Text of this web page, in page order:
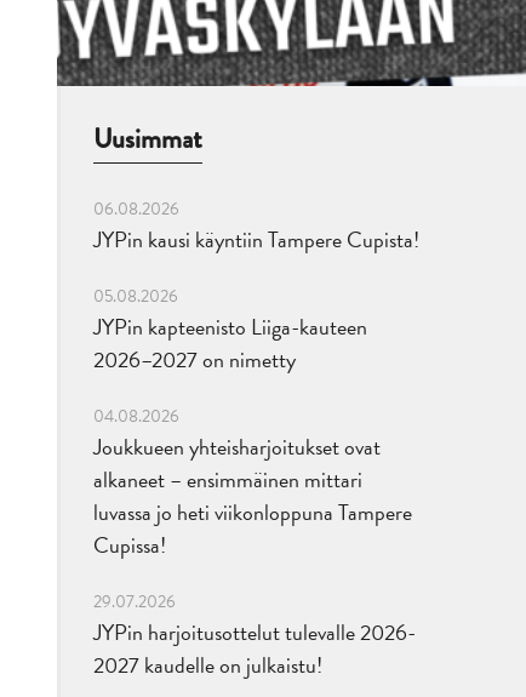
Uusimmat
06.08.2026
JYPin kausi käyntiin Tampere Cupista!
05.08.2026
JYPin kapteenisto Liiga-kauteen
2026–2027 on nimetty
04.08.2026
Joukkueen yhteisharjoitukset ovat
alkaneet – ensimmäinen mittari
luvassa jo heti viikonloppuna Tampere
Cupissa!
29.07.2026
JYPin harjoitusottelut tulevalle 2026-
2027 kaudelle on julkaistu!